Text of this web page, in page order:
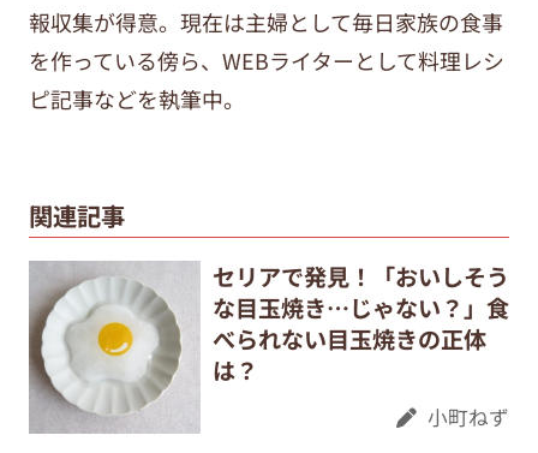
報収集が得意。現在は主婦として毎日家族の食事
を作っている傍ら、WEBライターとして料理レシ
ピ記事などを執筆中。
関連記事
セリアで発見！「おいしそう
な目玉焼き…じゃない？」食
べられない目玉焼きの正体
は？
小町ねず